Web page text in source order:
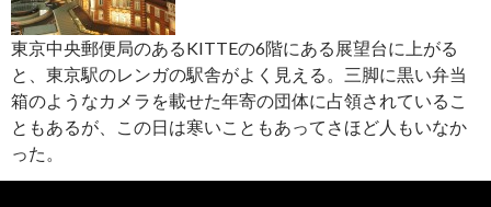
東京中央郵便局のあるKITTEの6階にある展望台に上がる
と、東京駅のレンガの駅舎がよく見える。三脚に黒い弁当
箱のようなカメラを載せた年寄の団体に占領されているこ
ともあるが、この日は寒いこともあってさほど人もいなか
った。